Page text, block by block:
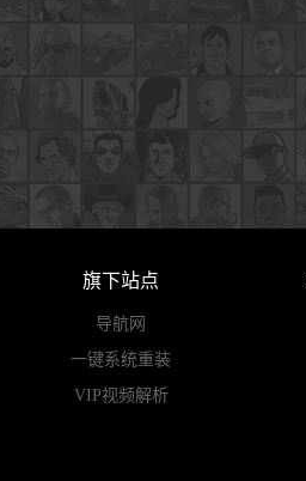
旗下站点
导航网
一键系统重装
VIP视频解析